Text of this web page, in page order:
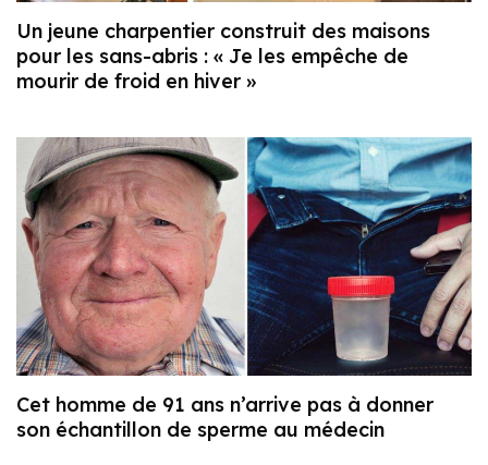
Un jeune charpentier construit des maisons
pour les sans-abris : « Je les empêche de
mourir de froid en hiver »
Cet homme de 91 ans n’arrive pas à donner
son échantillon de sperme au médecin